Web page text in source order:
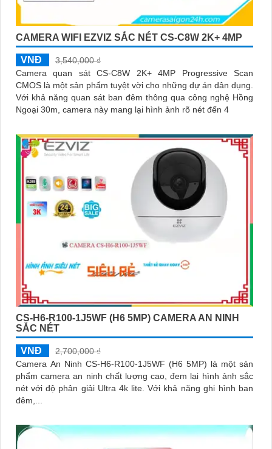
CAMERA WIFI EZVIZ SẮC NÉT CS-C8W 2K+ 4MP
VNĐ
3,540,000 ₫
Camera quan sát CS-C8W 2K+ 4MP Progressive Scan
CMOS là một sản phẩm tuyệt vời cho những dự án dân dụng.
Với khả năng quan sát ban đêm thông qua công nghệ Hồng
Ngoại 30m, camera này mang lại hình ảnh rõ nét đến 4
CS-H6-R100-1J5WF (H6 5MP) CAMERA AN NINH
SẮC NÉT
VNĐ
2,700,000 ₫
Camera An Ninh CS-H6-R100-1J5WF (H6 5MP) là một sản
phẩm camera an ninh chất lượng cao, đem lại hình ảnh sắc
nét với độ phân giải Ultra 4k lite. Với khả năng ghi hình ban
đêm,...